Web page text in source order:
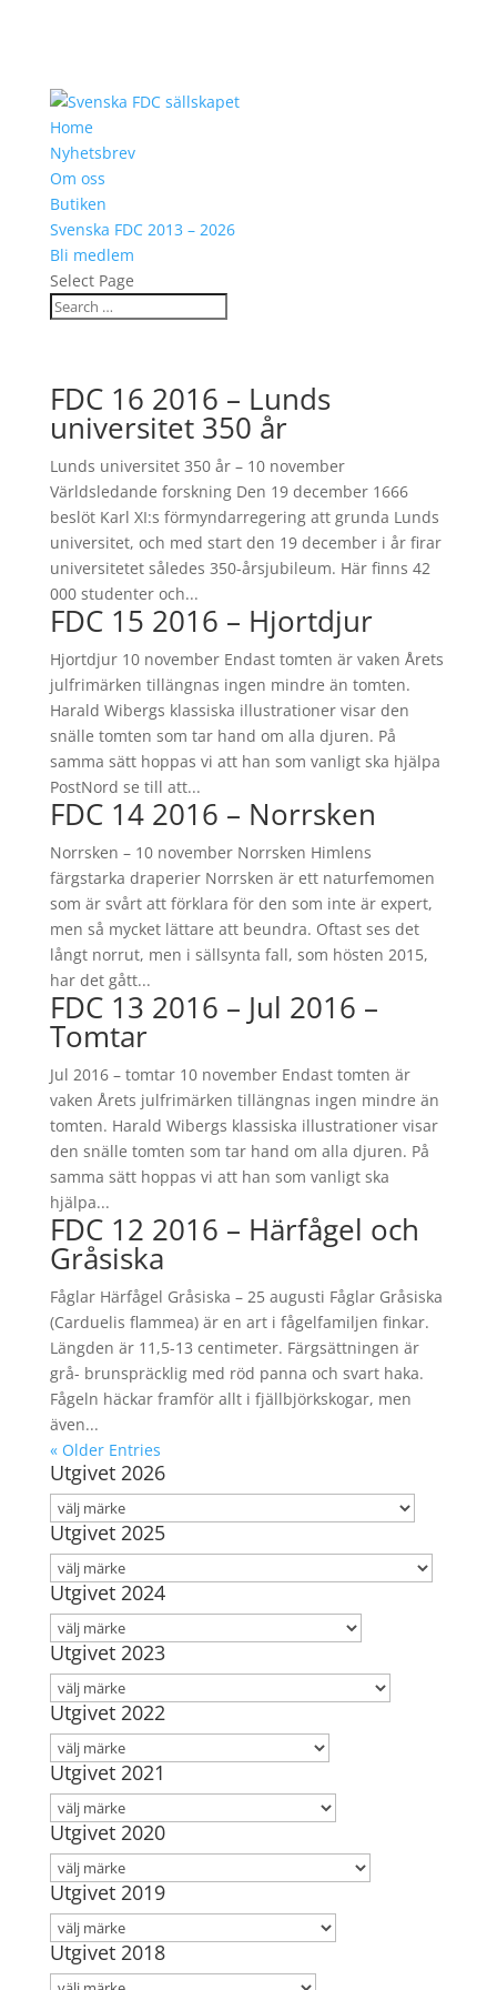
Home
Nyhetsbrev
Om oss
Butiken
Svenska FDC 2013 – 2026
Bli medlem
Select Page
FDC 16 2016 – Lunds
universitet 350 år
Lunds universitet 350 år – 10 november
Världsledande forskning Den 19 december 1666
beslöt Karl XI:s förmyndarregering att grunda Lunds
universitet, och med start den 19 december i år firar
universitetet således 350-årsjubileum. Här finns 42
000 studenter och...
FDC 15 2016 – Hjortdjur
Hjortdjur 10 november Endast tomten är vaken Årets
julfrimärken tillängnas ingen mindre än tomten.
Harald Wibergs klassiska illustrationer visar den
snälle tomten som tar hand om alla djuren. På
samma sätt hoppas vi att han som vanligt ska hjälpa
PostNord se till att...
FDC 14 2016 – Norrsken
Norrsken – 10 november Norrsken Himlens
färgstarka draperier Norrsken är ett naturfemomen
som är svårt att förklara för den som inte är expert,
men så mycket lättare att beundra. Oftast ses det
långt norrut, men i sällsynta fall, som hösten 2015,
har det gått...
FDC 13 2016 – Jul 2016 –
Tomtar
Jul 2016 – tomtar 10 november Endast tomten är
vaken Årets julfrimärken tillängnas ingen mindre än
tomten. Harald Wibergs klassiska illustrationer visar
den snälle tomten som tar hand om alla djuren. På
samma sätt hoppas vi att han som vanligt ska
hjälpa...
FDC 12 2016 – Härfågel och
Gråsiska
Fåglar Härfågel Gråsiska – 25 augusti Fåglar Gråsiska
(Carduelis flammea) är en art i fågelfamiljen finkar.
Längden är 11,5-13 centimeter. Färgsättningen är
grå- brunspräcklig med röd panna och svart haka.
Fågeln häckar framför allt i fjällbjörkskogar, men
även...
« Older Entries
Utgivet 2026
Utgivet 2025
Utgivet 2024
Utgivet 2023
Utgivet 2022
Utgivet 2021
Utgivet 2020
Utgivet 2019
Utgivet 2018